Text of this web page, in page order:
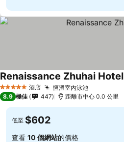
5 星級 酒店 恆溫室內泳池
Renaissance Zhuhai Hotel
8.9 極佳 447 距離市中心 0.0 公里
低至 $602
查看 10 個網站的價格